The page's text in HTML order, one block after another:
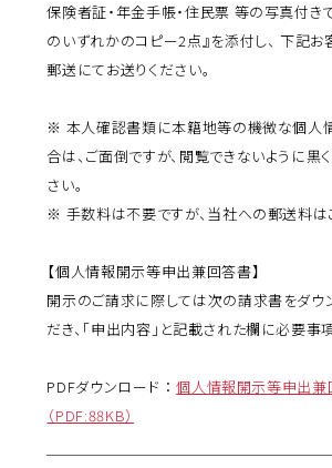
保険者証・年金手帳・住民票 等の写真付き
のいずれかのコピー2点』を添付し、 下記
郵送にてお送りください。
※ 本人確認書類に本籍地等の機微な個人
合は、ご面倒ですが、閲覧できないように黒
さい。
※ 手数料は不要ですが、当社への郵送料は
【個人情報開示等申出兼回答書】
開示のご請求に際しては次の請求書をダウ
だき、「申出内容」と記載された欄に必要事
PDFダウンロード ：個人情報開示等申出兼
（PDF:88KB）